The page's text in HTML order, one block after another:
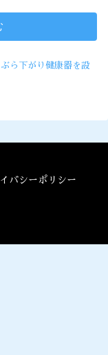
ぶら下がり健康器を設
バシーポリシー